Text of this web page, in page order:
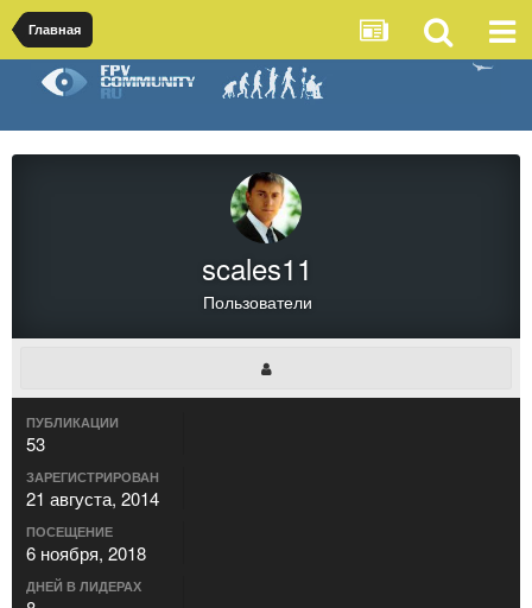
Главная
scales11
Пользователи
ПУБЛИКАЦИИ
53
ЗАРЕГИСТРИРОВАН
21 августа, 2014
ПОСЕЩЕНИЕ
6 ноября, 2018
ДНЕЙ В ЛИДЕРАХ